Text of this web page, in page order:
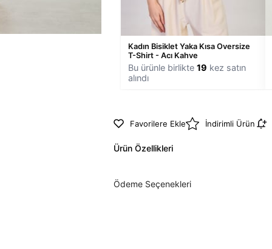
Kadın Bisiklet Yaka Kısa Oversize
T-Shirt - Acı Kahve
Bu ürünle birlikte 19 kez satın
alındı
Favorilere Ekle İndirimli Ürün
Ürün Özellikleri
Ödeme Seçenekleri